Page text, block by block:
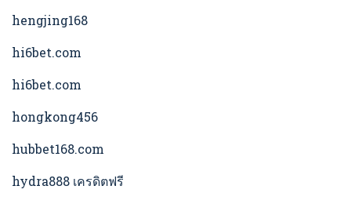
hengjing168
hi6bet.com
hi6bet.com
hongkong456
hubbet168.com
hydra888 เครดิตฟรี